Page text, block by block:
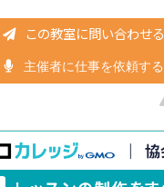
この教室に問い合わせる
主催者に仕事を依頼する